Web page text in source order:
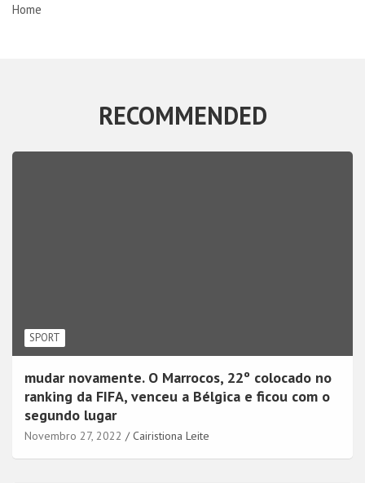
Home
RECOMMENDED
SPORT
mudar novamente. O Marrocos, 22º colocado no
ranking da FIFA, venceu a Bélgica e ficou com o
segundo lugar
Novembro 27, 2022 Cairistiona Leite